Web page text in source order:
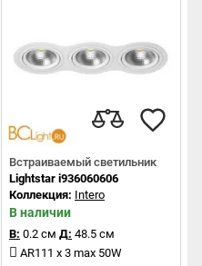
Встраиваемый светильник
Lightstar i936060606
Коллекция: Intero
В наличии
В: 0.2 см Д: 48.5 см
AR111 x 3 max 50W